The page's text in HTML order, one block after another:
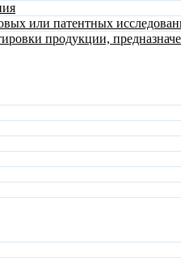
или патентных
продукции,